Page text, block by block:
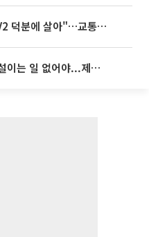
'굿 윌 헌팅' 배우 "기아 EV2 덕분에 살아"…교통사고 후 안전성 극찬
李대통령 “청년이 결혼 망설이는 일 없어야...제도상 불이익 조사”